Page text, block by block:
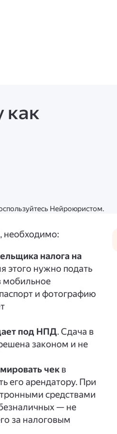
как
Нейроюристом.
, необходимо:
налога на
этого нужно подать
мобильное
и фотографию
под НПД. Сдача в
законом и не
чек в
его арендатору. При
средствами
— не
за налоговым